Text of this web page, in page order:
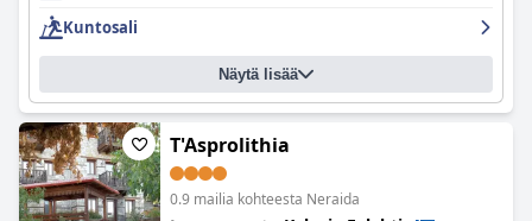
Kuntosali
Näytä lisää
T'Asprolithia
0.9 mailia kohteesta Neraida